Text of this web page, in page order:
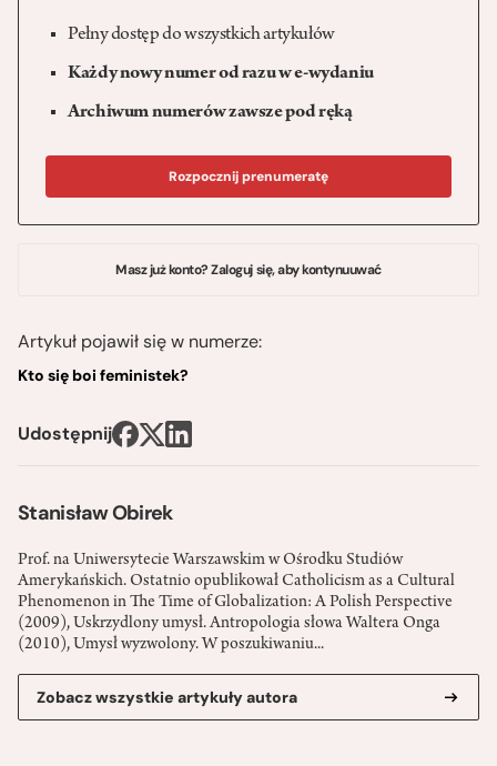
Stanisław Obirek
Prof. na Uniwersytecie Warszawskim w Ośrodku Studiów
Amerykańskich. Ostatnio opublikował Catholicism as a Cultural
Phenomenon in The Time of Globalization: A Polish Perspective
(2009), Uskrzydlony umysł. Antropologia słowa Waltera Onga
(2010), Umysł wyzwolony. W poszukiwaniu...
Zobacz wszystkie artykuły autora
Pełny dostęp do wszystkich artykułów
Każdy nowy numer od razu w e-wydaniu
Archiwum numerów zawsze pod ręką
Rozpocznij prenumeratę
Masz już konto? Zaloguj się, aby kontynuuwać
Artykuł pojawił się w numerze:
Kto się boi feministek?
Udostępnij